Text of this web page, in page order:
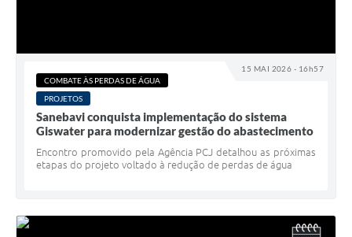
15 MAI 2026 - 16h57
COMBATE ÀS PERDAS DE ÁGUA
PROJETOS
Sanebavi conquista implementação do sistema
Giswater para modernizar gestão do abastecimento
Encontro promovido pela Agência PCJ detalhou as próximas
etapas do projeto voltado à redução de perdas de água